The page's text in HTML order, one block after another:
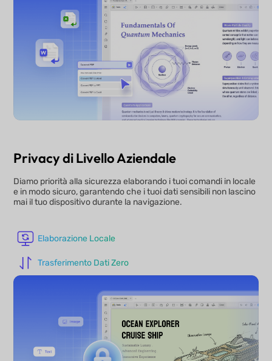
Privacy di Livello Aziendale
Diamo priorità alla sicurezza elaborando i tuoi comandi in locale
e in modo sicuro, garantendo che i tuoi dati sensibili non lascino
mai il tuo dispositivo durante la navigazione.
Elaborazione Locale
Trasferimento Dati Zero